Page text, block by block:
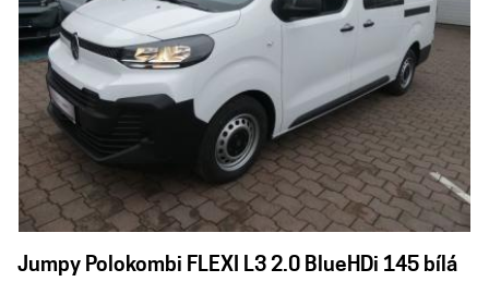
Jumpy Polokombi FLEXI L3 2.0 BlueHDi 145 bílá